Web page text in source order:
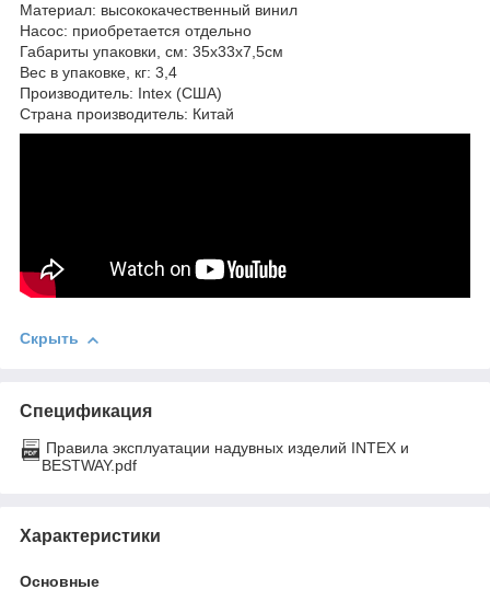
Материал: высококачественный винил
Насос: приобретается отдельно
Габариты упаковки, см: 35х33х7,5см
Вес в упаковке, кг: 3,4
Производитель: Intex (США)
Страна производитель: Китай
Скрыть
Спецификация
Правила эксплуатации надувных изделий INTEX и
BESTWAY.pdf
Характеристики
Основные